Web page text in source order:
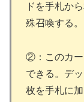
ドを手札か
殊召喚する。
②：このカー
できる。デ
枚を手札に加